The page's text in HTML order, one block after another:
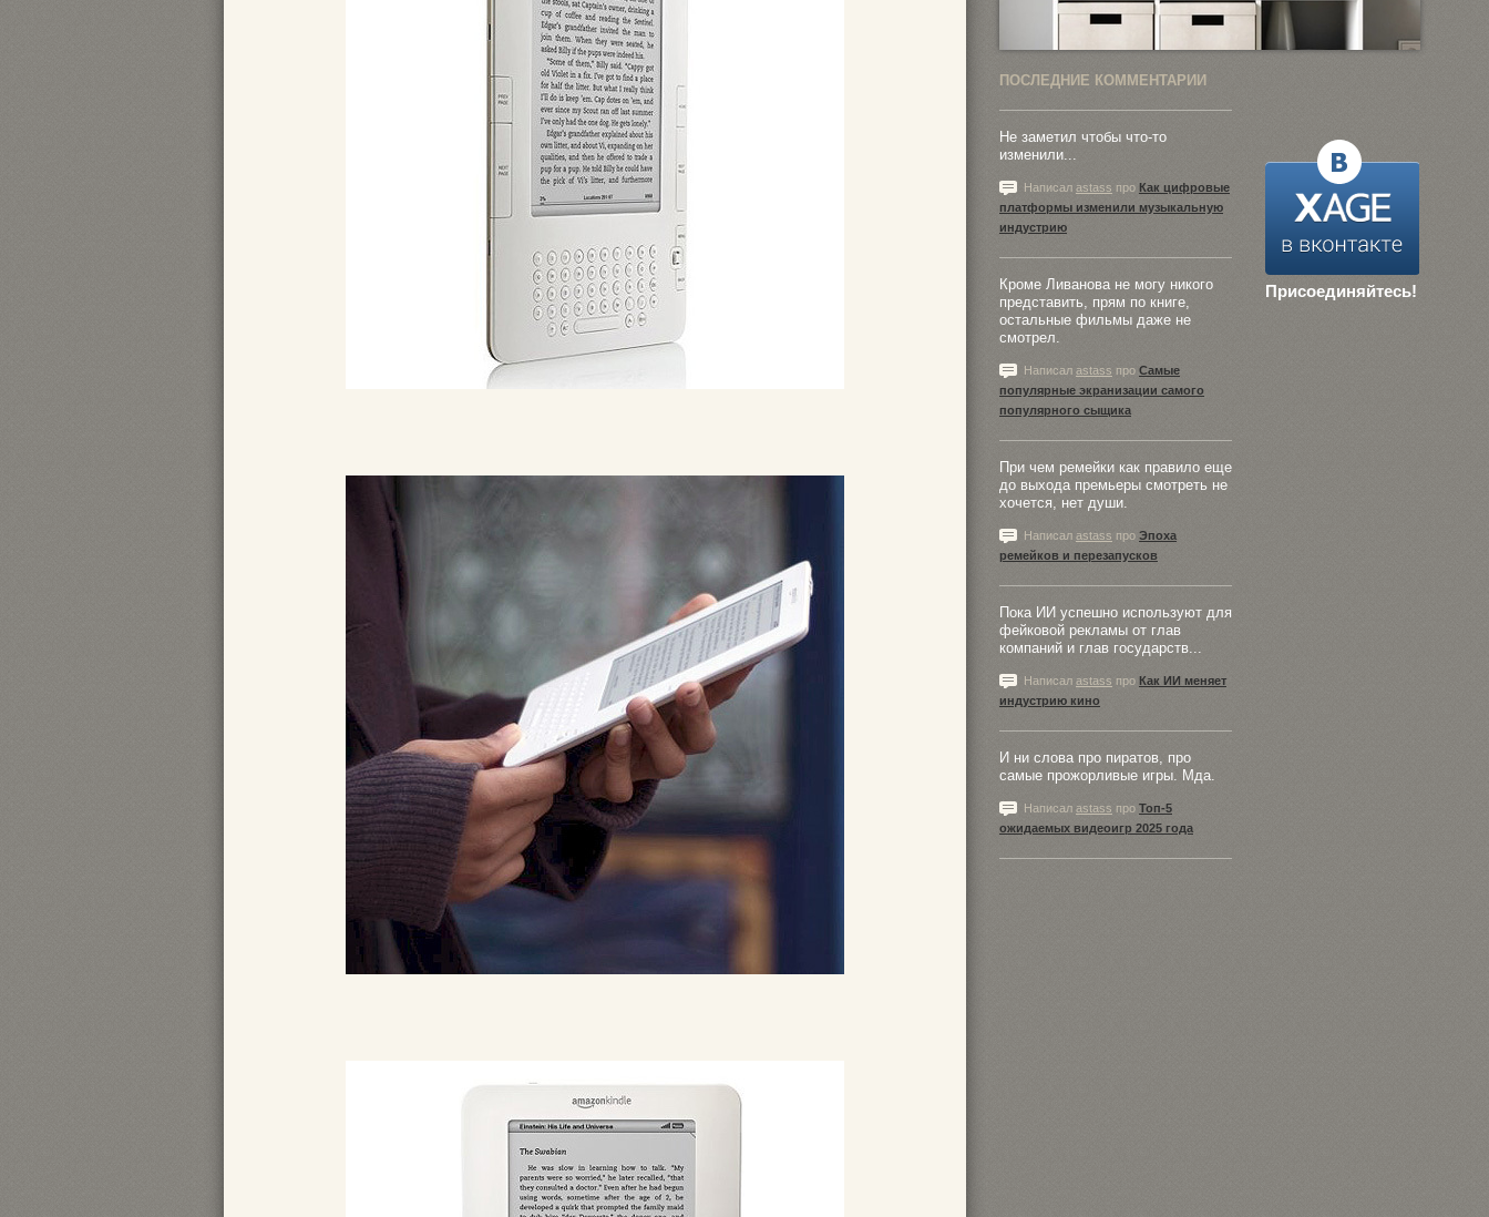
ПОСЛЕДНИЕ КОММЕНТАРИИ
Присоединяйтесь!
Не заметил чтобы что-то
изменили...
Написал astass про Как цифровые
платформы изменили музыкальную
индустрию
Кроме Ливанова не могу никого
представить, прям по книге,
остальные фильмы даже не
смотрел.
Написал astass про Самые
популярные экранизации самого
популярного сыщика
При чем ремейки как правило еще
до выхода премьеры смотреть не
хочется, нет души.
Написал astass про Эпоха
ремейков и перезапусков
Пока ИИ успешно используют для
фейковой рекламы от глав
компаний и глав государств...
Написал astass про Как ИИ меняет
индустрию кино
И ни слова про пиратов, про
самые прожорливые игры. Мда.
Написал astass про Топ-5
ожидаемых видеоигр 2025 года